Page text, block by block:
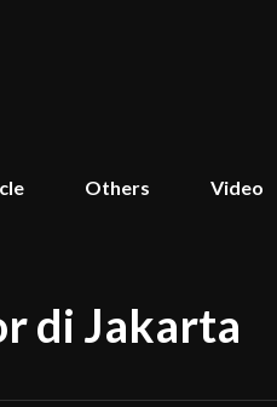
Others Video
di Jakarta